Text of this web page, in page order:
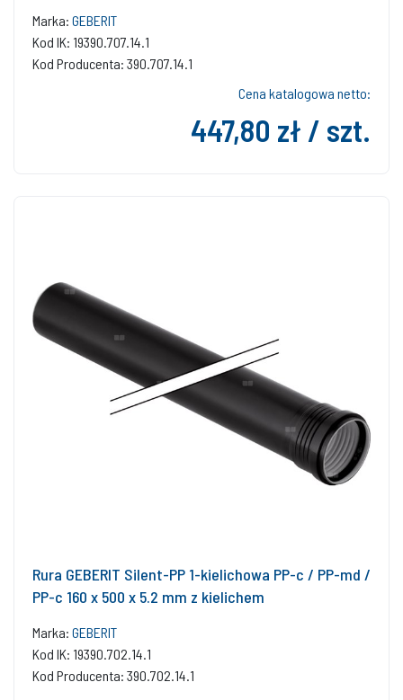
Marka: GEBERIT
Kod IK: 19390.707.14.1
Kod Producenta: 390.707.14.1
Cena katalogowa netto:
447,80 zł / szt.
Rura GEBERIT Silent-PP 1-kielichowa PP-c / PP-md /
PP-c 160 x 500 x 5.2 mm z kielichem
Marka: GEBERIT
Kod IK: 19390.702.14.1
Kod Producenta: 390.702.14.1